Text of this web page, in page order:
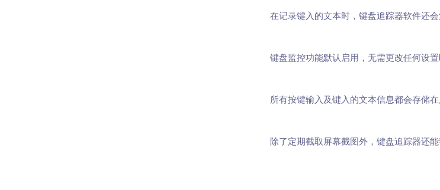
在记录键入的文本时，键盘追踪器软件还
键盘监控功能默认启用，无需更改任何设置
所有按键输入及键入的文本信息都会存储
除了定期截取屏幕截图外，键盘追踪器还